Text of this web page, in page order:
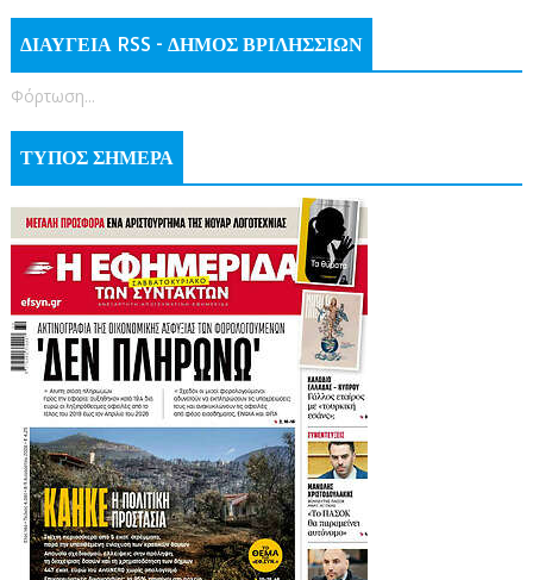
ΔΙΑΥΓΕΙΑ RSS - ΔΗΜΟΣ ΒΡΙΛΗΣΣΙΩΝ
Φόρτωση...
ΤΥΠΟΣ ΣΗΜΕΡΑ